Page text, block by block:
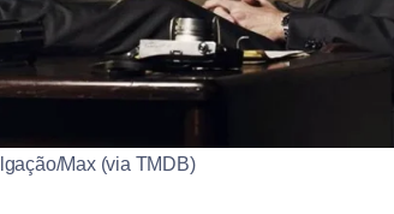
Max (via TMDB)